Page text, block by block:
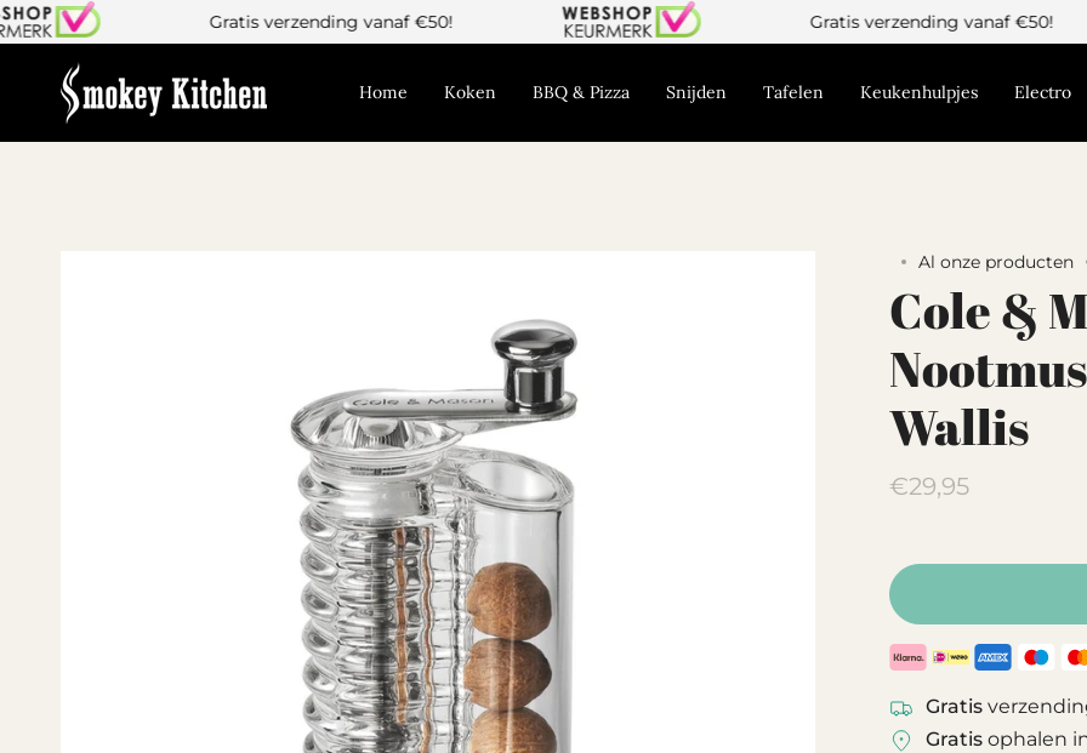
Gratis verzending vanaf €50! Gratis verzending vanaf €50!
Home Koken BBQ & Pizza Snijden Tafelen Keukenhulpjes Electro
Al onze producten
Cole &
Wallis
Translation
€29,95
Gratis
Gratis ophalen